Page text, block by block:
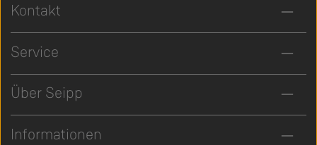
Kontakt
Service
Über Seipp
Informationen